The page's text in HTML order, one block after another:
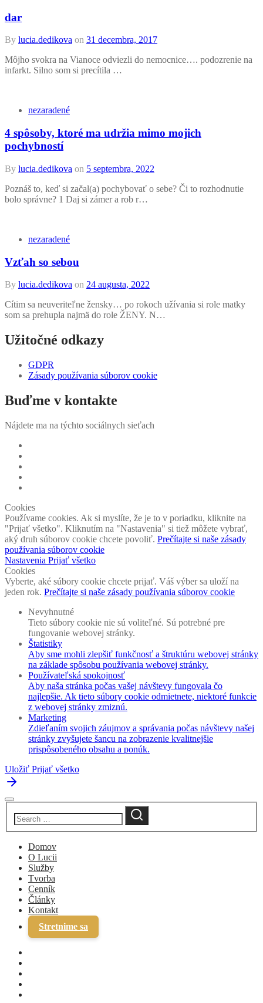
dar
By lucia.dedikova on 31 decembra, 2017
Môjho svokra na Vianoce odviezli do nemocnice…. podozrenie na
infarkt. Silno som si precítila …
nezaradené
4 spôsoby, ktoré ma udržia mimo mojich
pochybností
By lucia.dedikova on 5 septembra, 2022
Poznáš to, keď si začal(a) pochybovať o sebe? Či to rozhodnutie
bolo správne? 1 Daj si zámer a rob r…
nezaradené
Vzťah so sebou
By lucia.dedikova on 24 augusta, 2022
Cítim sa neuveriteľne žensky… po rokoch užívania si role matky
som sa prehupla najmä do role ŽENY. N…
Užitočné odkazy
GDPR
Zásady používania súborov cookie
Buďme v kontakte
Nájdete ma na týchto sociálnych sieťach
Cookies
Používame cookies. Ak si myslíte, že je to v poriadku, kliknite na
"Prijať všetko". Kliknutím na "Nastavenia" si tiež môžete vybrať,
aký druh súborov cookie chcete povoliť. Prečítajte si naše zásady
používania súborov cookie
Nastavenia Prijať všetko
Cookies
Vyberte, aké súbory cookie chcete prijať. Váš výber sa uloží na
jeden rok. Prečítajte si naše zásady používania súborov cookie
Nevyhnutné
Tieto súbory cookie nie sú voliteľné. Sú potrebné pre
fungovanie webovej stránky.
Štatistiky
Aby sme mohli zlepšiť funkčnosť a štruktúru webovej stránky
na základe spôsobu používania webovej stránky.
Používateľská spokojnosť
Aby naša stránka počas vašej návštevy fungovala čo
najlepšie. Ak tieto súbory cookie odmietnete, niektoré funkcie
z webovej stránky zmiznú.
Marketing
Zdieľaním svojich záujmov a správania počas návštevy našej
stránky zvyšujete šancu na zobrazenie kvalitnejšie
prispôsobeného obsahu a ponúk.
Uložiť Prijať všetko
Domov
O Lucii
Služby
Tvorba
Cenník
Články
Kontakt
Stretnime sa